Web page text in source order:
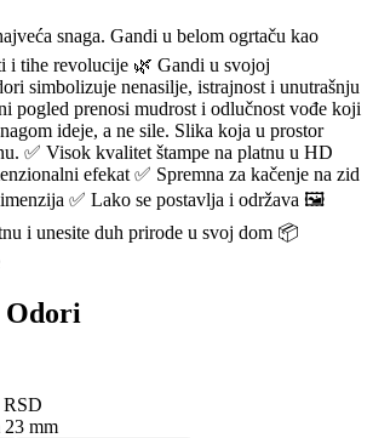
snaga. Gandi u belom ogrtaču kao
i tihe revolucije 🌿 Gandi u svojoj
simbolizuje nenasilje, istrajnost i unutrašnju
pogled prenosi mudrost i odlučnost vođe koji
ideje, a ne sile. Slika koja u prostor
✅ Visok kvalitet štampe na platnu u HD
efekat ✅ Spremna za kačenje na zid
✅ Lako se postavlja i održava 🖼️
i unesite duh prirode u svoj dom 📦
Odori
RSD
23 mm